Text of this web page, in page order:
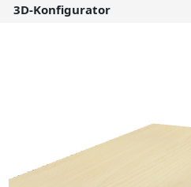
3D-Konfigurator